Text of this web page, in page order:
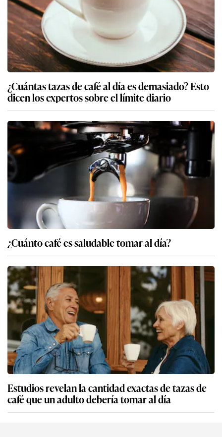
¿Cuántas tazas de café al día es demasiado? Esto
dicen los expertos sobre el límite diario
¿Cuánto café es saludable tomar al día?
Estudios revelan la cantidad exactas de tazas de
café que un adulto debería tomar al día